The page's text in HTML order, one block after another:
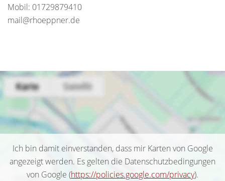
Mobil: 01729879410
mail@rhoeppner.de
Ich bin damit einverstanden, dass mir Karten von Google
angezeigt werden. Es gelten die Datenschutzbedingungen
von Google (https://policies.google.com/privacy).